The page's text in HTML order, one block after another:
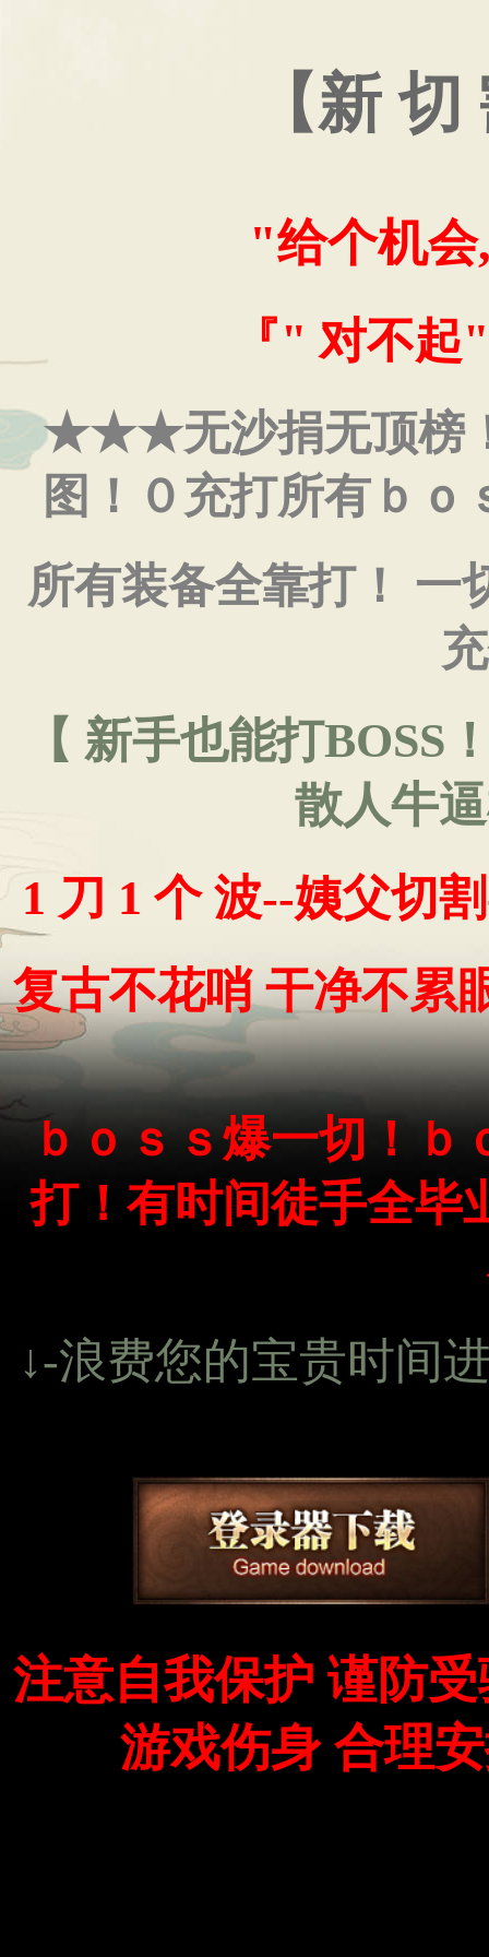
【新
"给个机
『" 对不
★★★无沙捐无顶榜
图！０充打所有ｂ
所有装备全靠打！ 一
【 新手也能打BOSS
散人牛
1 刀 1 个 波--姨父切
复古不花哨 干净不累
ｂｏｓｓ爆一切！
打！有时间徒手全毕
↓-浪费您的宝贵时间
注意自我保护 谨防
游戏伤身 合理